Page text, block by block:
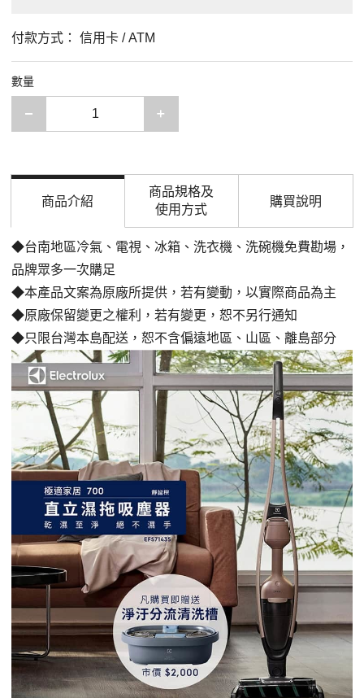
付款方式： 信用卡 / ATM
數量
減少一項
商品介紹
商品規格及
使用方式
購買說明
◆台南地區冷氣、電視、冰箱、洗衣機、洗碗機免費勘場，
品牌眾多一次購足
◆本產品文案為原廠所提供，若有變動，以實際商品為主
◆原廠保留變更之權利，若有變更，恕不另行通知
◆只限台灣本島配送，恕不含偏遠地區、山區、離島部分